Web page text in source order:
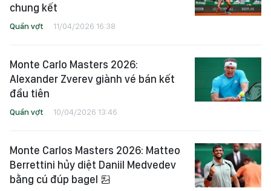
chung kết
Quần vợt 11/04/2026 16:38
Monte Carlo Masters 2026:
Alexander Zverev giành vé bán kết
đầu tiên
Quần vợt 10/04/2026 13:46
Monte Carlos Masters 2026: Matteo
Berrettini hủy diệt Daniil Medvedev
bằng cú đúp bagel